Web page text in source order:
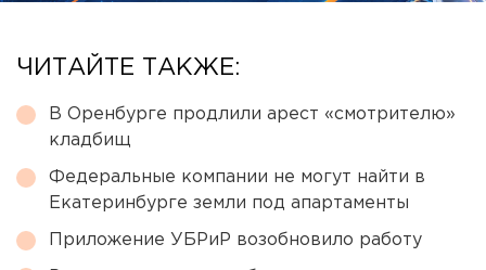
ЧИТАЙТЕ ТАКЖЕ:
В Оренбурге продлили арест «смотрителю»
кладбищ
Федеральные компании не могут найти в
Екатеринбурге земли под апартаменты
Приложение УБРиР возобновило работу